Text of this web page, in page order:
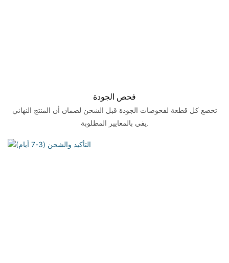
فحص الجودة
تخضع كل قطعة لفحوصات الجودة قبل الشحن لضمان أن المنتج النهائي
يفي بالمعايير المطلوبة.